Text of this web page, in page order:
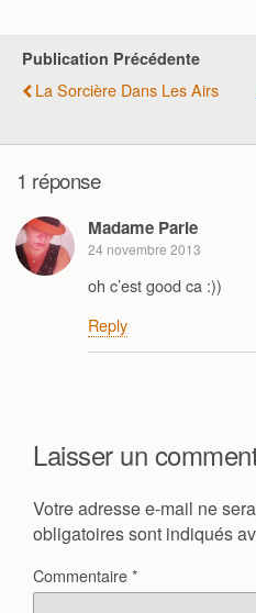
Publication Précédente
La Sorcière Dans Les Airs
1 réponse
Madame Parle
24 novembre 2013
oh c’est good ca :))
Reply
Laisser un
Votre adresse e-mail ne
obligatoires sont indiqués
Commentaire*